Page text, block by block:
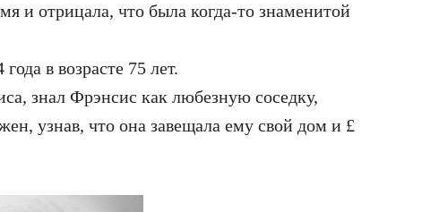
и отрицала, что была когда-то знаменитой
в возрасте 75 лет.
знал Фрэнсис как любезную соседку,
узнав, что она завещала ему свой дом и £